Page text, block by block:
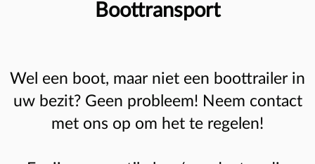
Boottransport
Wel een boot, maar niet een boottrailer in
uw bezit? Geen probleem! Neem contact
met ons op om het te regelen!